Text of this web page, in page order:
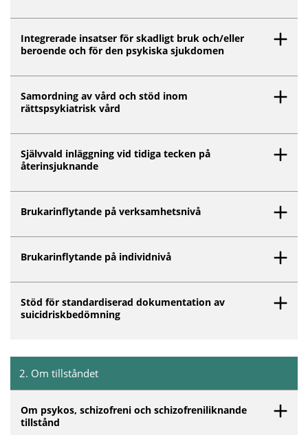
Integrerade insatser för skadligt bruk och/eller
beroende och för den psykiska sjukdomen
Samordning av vård och stöd inom
rättspsykiatrisk vård
Självvald inläggning vid tidiga tecken på
återinsjuknande
Brukarinflytande på verksamhetsnivå
Brukarinflytande på individnivå
Stöd för standardiserad dokumentation av
suicidriskbedömning
2. Om tillståndet
Om psykos, schizofreni och schizofreniliknande
tillstånd